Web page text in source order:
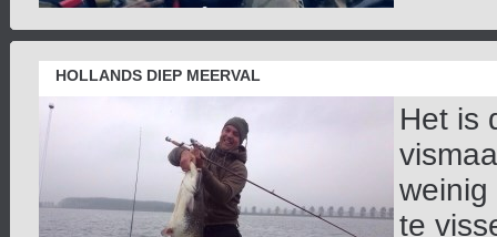
HOLLANDS DIEP MEERVAL
Het is
weinig
te